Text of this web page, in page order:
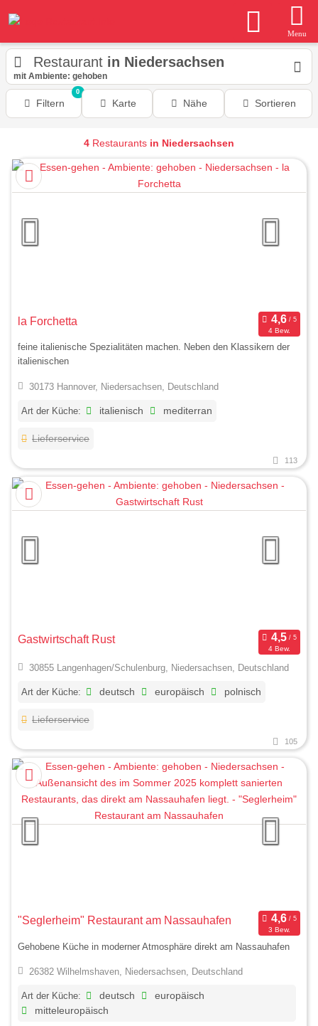
Menu
Restaurant in Niedersachsen
mit Ambiente: gehoben
Filtern
0
Karte Nähe Sortieren
4 Restaurants in Niedersachsen
la Forchetta
4 Bew.
feine italienische Spezialitäten machen. Neben den Klassikern der
italienischen
30173 Hannover, Niedersachsen, Deutschland
Art der Küche: italienisch mediterran
Lieferservice
113
Gastwirtschaft Rust
4 Bew.
30855 Langenhagen/Schulenburg, Niedersachsen, Deutschland
Art der Küche: deutsch europäisch polnisch
Lieferservice
105
"Seglerheim" Restaurant am Nassauhafen
3 Bew.
Gehobene Küche in moderner Atmosphäre direkt am Nassauhafen
26382 Wilhelmshaven, Niedersachsen, Deutschland
Art der Küche: deutsch
europäisch
mitteleuropäisch